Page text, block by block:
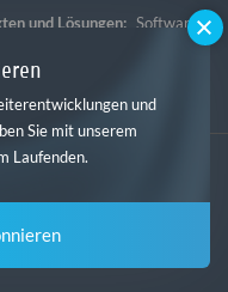
und Lösungen: Software
mindtwo
und
Sie mit unserem
Laufenden.